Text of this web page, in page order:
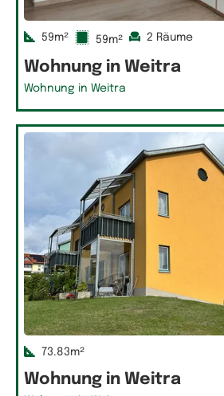
59m² 59m² 2 Räume
Wohnung in Weitra
Wohnung in Weitra
73.83m²
Wohnung in Weitra